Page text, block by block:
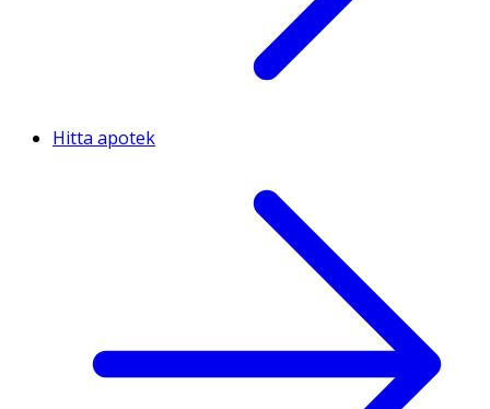
Hitta apotek